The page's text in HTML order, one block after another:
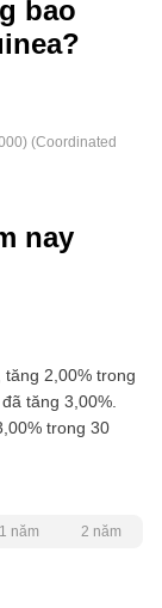
bao
(Coordinated
nay
tăng 2,00% trong
tăng 3,00%.
trong 30
1 năm 2 năm